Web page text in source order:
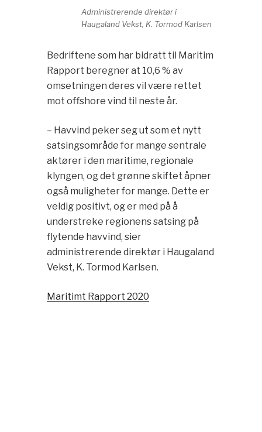
Administrerende direktør i
Haugaland Vekst, K. Tormod Karlsen
Bedriftene som har bidratt til Maritim
Rapport beregner at 10,6 % av
omsetningen deres vil være rettet
mot offshore vind til neste år.
– Havvind peker seg ut som et nytt
satsingsområde for mange sentrale
aktører i den maritime, regionale
klyngen, og det grønne skiftet åpner
også muligheter for mange. Dette er
veldig positivt, og er med på å
understreke regionens satsing på
flytende havvind, sier
administrerende direktør i Haugaland
Vekst, K. Tormod Karlsen.
Maritimt Rapport 2020